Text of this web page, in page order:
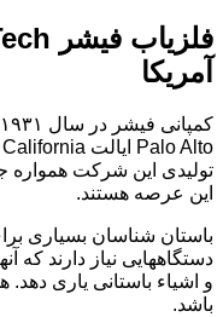
آمریکا
تولیدی این شرکت همواره
این عرصه هستند.
باستان شناسان بسیاری
دستگاههایی نیاز دارند که
و اشیاء باستانی یاری
باشد.